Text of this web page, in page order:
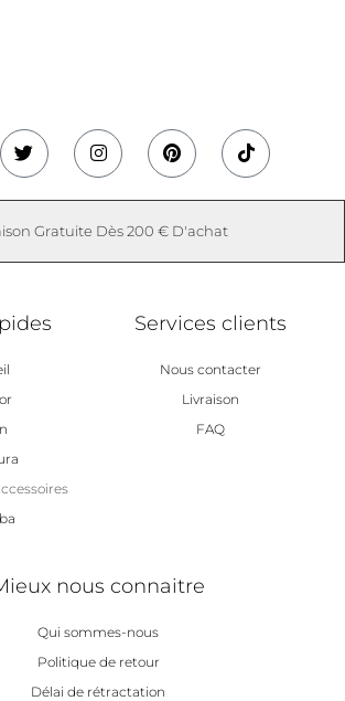
Twitter InstagramPinterestTiktok
Gratuite Dès 200 € D'achat
Services clients
Nous contacter
Livraison
FAQ
nous connaitre
Qui sommes-nous
Politique de retour
Délai de rétractation